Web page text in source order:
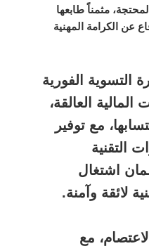
مثمناً طابعها
عن الكرامة المهنية
الفورية
العالقة،
مع توفير
التقنية
اشتغال
لائقة وآمنة.
مع